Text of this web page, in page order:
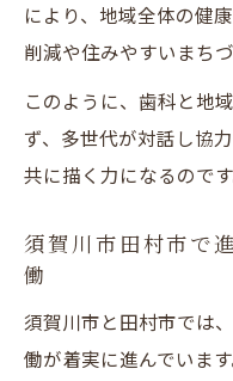
により、地域全体の健
削減や住みやすいまち
このように、歯科と地
ず、多世代が対話し協
共に描く力になるのです
須賀川市田村市で
働
須賀川市と田村市では
働が着実に進んでいま